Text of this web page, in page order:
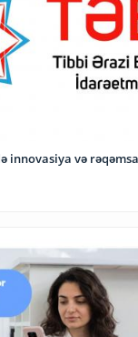
innovasiya və